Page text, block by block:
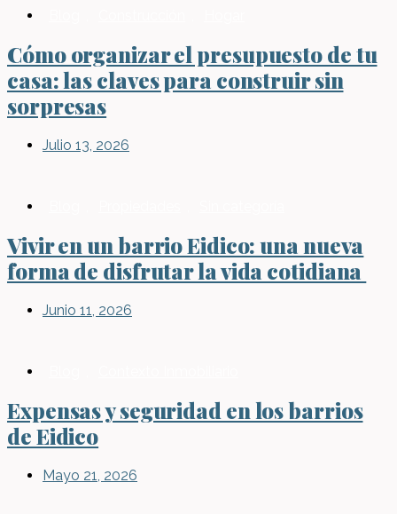
Cómo organizar el presupuesto de tu
casa: las claves para construir sin
sorpresas
Julio 13, 2026
Vivir en un barrio Eidico: una nueva
forma de disfrutar la vida cotidiana
Junio 11, 2026
Expensas y seguridad en los barrios
de Eidico
Mayo 21, 2026